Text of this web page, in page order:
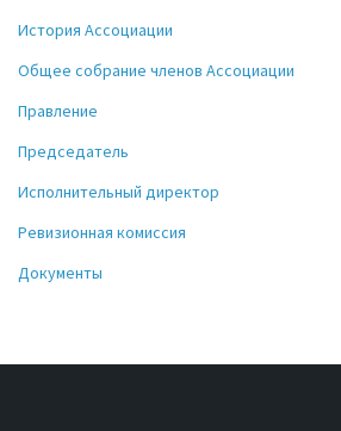
История Ассоциации
Общее собрание членов Ассоциации
Правление
Председатель
Исполнительный директор
Ревизионная комиссия
Документы